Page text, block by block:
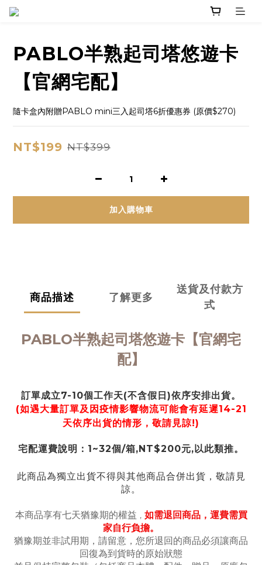
PABLO半熟起司塔悠遊卡
【官網宅配】
隨卡盒內附贈PABLO mini三入起司塔6折優惠券 (原價$270)
NT$199 NT$399
加入購物車
商品描述 了解更多
送貨及付款方
式
PABLO半熟起司塔悠遊卡【官網宅
配】
訂單成立7-10個工作天(不含假日)依序安排出貨。
(如遇大量訂單及因疫情影響物流可能會有延遲14-21
天依序出貨的情形，敬請見諒!)
宅配運費說明：1~32個/箱,NT$200元,以此類推。
此商品為獨立出貨不得與其他商品合併出貨，敬請見
諒。
本商品享有七天猶豫期的權益 ， 如需退回商品，運費需買
家自行負擔。
猶豫期並非試用期，請留意，您所退回的商品必須讓商品
回復為到貨時的原始狀態